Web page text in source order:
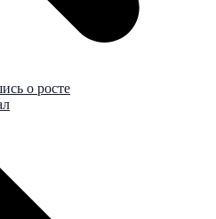
о росте